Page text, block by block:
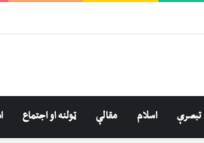
تبصرې اسلام مقالې ټولنه او اجتماع